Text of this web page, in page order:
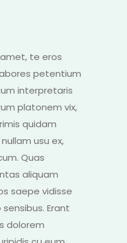
te eros
petentium
interpretaris
platonem vix,
quidam
usu ex,
Quas
aliquam
saepe vidisse
Erant
dolorem